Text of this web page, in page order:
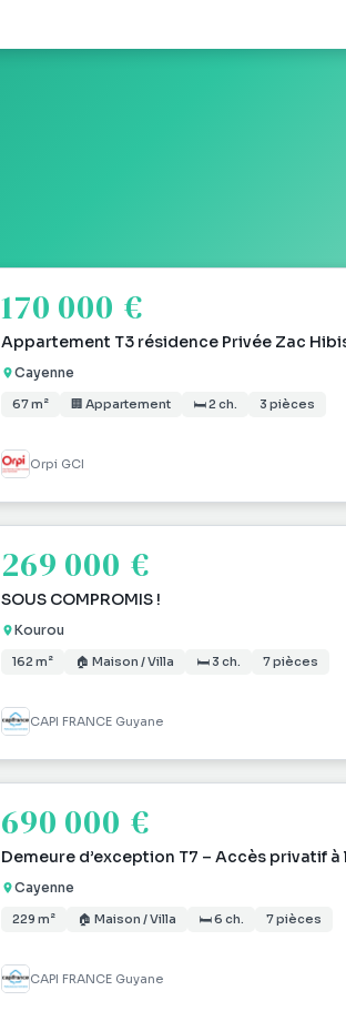
170 000 €
Appartement T3 résidence Privée Zac
Cayenne
67 m² 🏢 Appartement 🛏 2 ch. 3 pièces
Orpi GCI
269 000 €
SOUS COMPROMIS !
Kourou
162 m² 🏠 Maison / Villa 🛏 3 ch. 7 pièces
CAPI FRANCE Guyane
690 000 €
Demeure d’exception T7 – Accès privatif
Cayenne
229 m² 🏠 Maison / Villa 🛏 6 ch. 7 pièces
CAPI FRANCE Guyane